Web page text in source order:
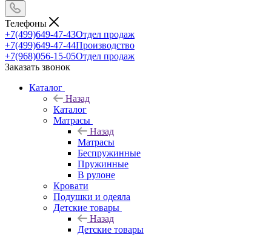
Телефоны
+7(499)649-47-43Отдел продаж
+7(499)649-47-44Производство
+7(968)056-15-05Отдел продаж
Заказать звонок
Каталог
Назад
Каталог
Матрасы
Назад
Матрасы
Беспружинные
Пружинные
В рулоне
Кровати
Подушки и одеяла
Детские товары
Назад
Детские товары